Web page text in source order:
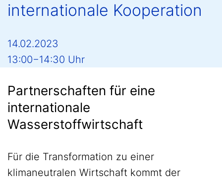
internationale Kooperation
14.02.2023
13:00−14:30 Uhr
Partnerschaften für eine
internationale
Wasserstoffwirtschaft
Für die Transformation zu einer
klimaneutralen Wirtschaft kommt der